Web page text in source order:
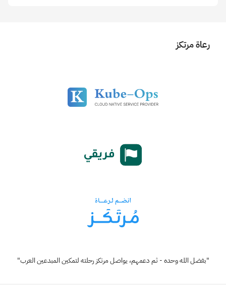
رعاة مرتكز
"بفضل الله وحده - ثم دعمهم، يواصل مرتكز رحلته لتمكين المبدعين العرب"